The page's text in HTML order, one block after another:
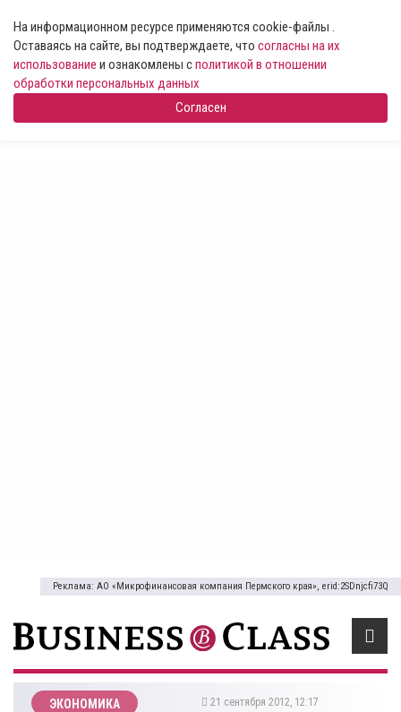
На информационном ресурсе применяются cookie-файлы .
Оставаясь на сайте, вы подтверждаете, что согласны на их
использование и ознакомлены сполитикой в отношении
обработки персональных данных
Согласен
Реклама: АО «Микрофинансовая компания Пермского края», erid:2SDnjcfi73Q
ЭКОНОМИКА 21 сентября 2012, 12:17